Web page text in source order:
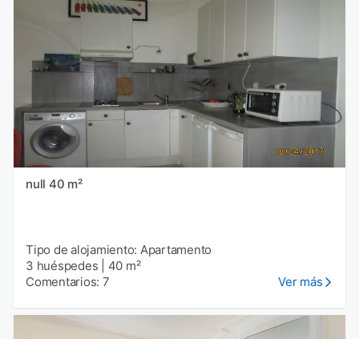
null 40 m²
Tipo de alojamiento: Apartamento
3 huéspedes
40 m²
Comentarios: 7
Ver más